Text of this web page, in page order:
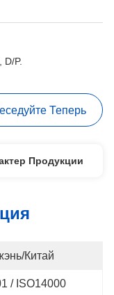
P.
Теперь
Продукции
Китай
/ ISO14000